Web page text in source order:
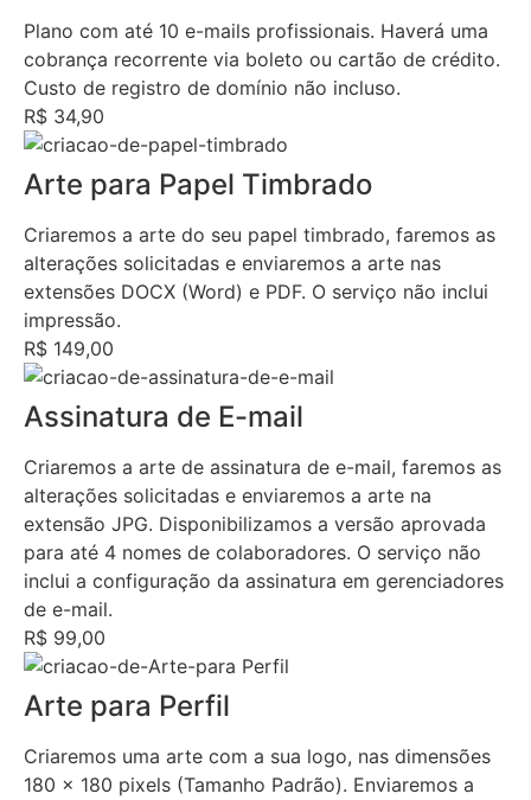
Plano com até 10 e-mails profissionais. Haverá uma
cobrança recorrente via boleto ou cartão de crédito.
Custo de registro de domínio não incluso.
R$ 34,90
Arte para Papel Timbrado
Criaremos a arte do seu papel timbrado, faremos as
alterações solicitadas e enviaremos a arte nas
extensões DOCX (Word) e PDF. O serviço não inclui
impressão.
R$ 149,00
Assinatura de E-mail
Criaremos a arte de assinatura de e-mail, faremos as
alterações solicitadas e enviaremos a arte na
extensão JPG. Disponibilizamos a versão aprovada
para até 4 nomes de colaboradores. O serviço não
inclui a configuração da assinatura em gerenciadores
de e-mail.
R$ 99,00
Arte para Perfil
Criaremos uma arte com a sua logo, nas dimensões
180 x 180 pixels (Tamanho Padrão). Enviaremos a